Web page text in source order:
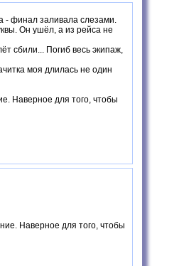
- финал заливала слезами.
Он ушёл, а из рейса не
сбили... Погиб весь экипаж,
моя длилась не один
Наверное для того, чтобы
Наверное для того, чтобы